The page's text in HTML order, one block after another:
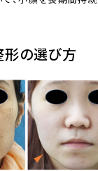
形の選び方